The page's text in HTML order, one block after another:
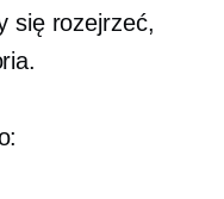
się rozejrzeć,